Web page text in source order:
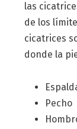
las
de los
cicatrices
donde la
Pecho